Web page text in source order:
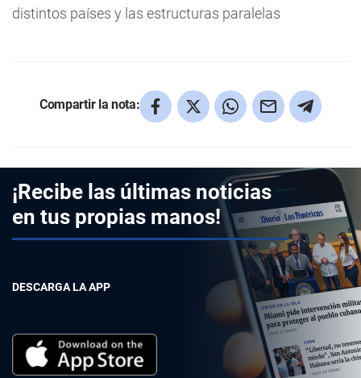
distintos países y las estructuras paralelas
Compartir la nota:
¡Recibe las últimas noticias
en tus propias manos!
DESCARGA LA APP